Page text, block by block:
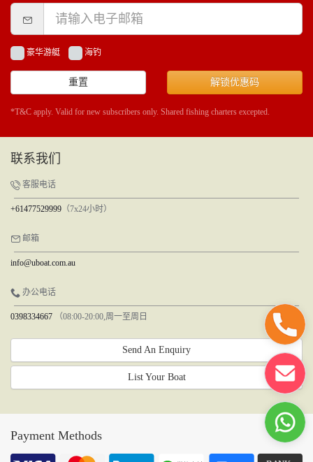
豪华游艇 海钓
重置 解锁优惠码
*T&C apply. Valid for new subscribers only. Shared fishing charters excepted.
联系我们
客服电话
+61477529999 （7x24小时）
邮箱
info@uboat.com.au
办公电话
0398334667 （08:00-20:00,周一至周日
Send An Enquiry
List Your Boat
Payment Methods